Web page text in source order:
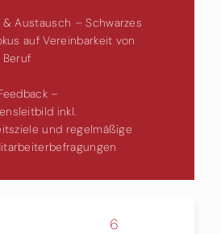
Austausch – Schwarzes
auf Vereinbarkeit von
Beruf
–
inkl.
und regelmäßige
6